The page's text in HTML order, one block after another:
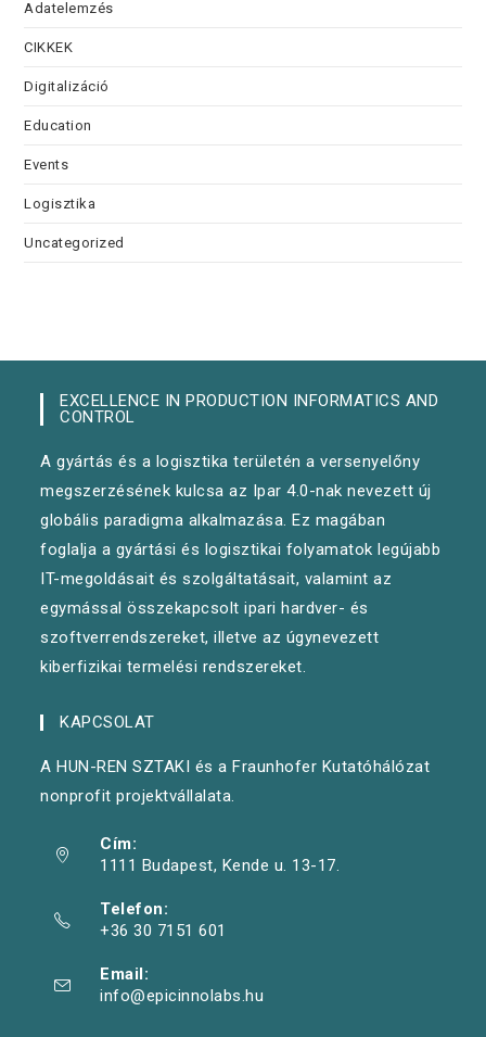
Adatelemzés
CIKKEK
Digitalizáció
Education
Events
Logisztika
Uncategorized
EXCELLENCE IN PRODUCTION INFORMATICS AND
CONTROL
A gyártás és a logisztika területén a versenyelőny
megszerzésének kulcsa az Ipar 4.0-nak nevezett új
globális paradigma alkalmazása. Ez magában
foglalja a gyártási és logisztikai folyamatok legújabb
IT-megoldásait és szolgáltatásait, valamint az
egymással összekapcsolt ipari hardver- és
szoftverrendszereket, illetve az úgynevezett
kiberfizikai termelési rendszereket.
KAPCSOLAT
A HUN-REN SZTAKI és a Fraunhofer Kutatóhálózat
nonprofit projektvállalata.
Cím:
1111 Budapest, Kende u. 13-17.
Telefon:
+36 30 7151 601
Email:
info@epicinnolabs.hu